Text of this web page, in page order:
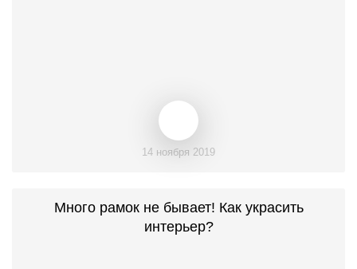
14 ноября 2019
Много рамок не бывает! Как украсить
интерьер?